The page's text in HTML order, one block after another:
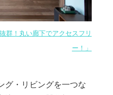
群！丸い廊下でアクセスフリ
ー！」
グ・リビングを一つな